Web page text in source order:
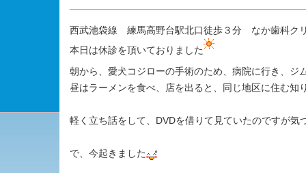
西武池袋線 練馬高野台駅北口徒歩３分 なか歯科ク
本日は休診を頂いておりました
朝から、愛犬コジローの手術のため、病院に行き、ジ
昼はラーメンを食べ、店を出ると、同じ地区に住む知
軽く立ち話をして、DVDを借りて見ていたのですが気
で、今起きました